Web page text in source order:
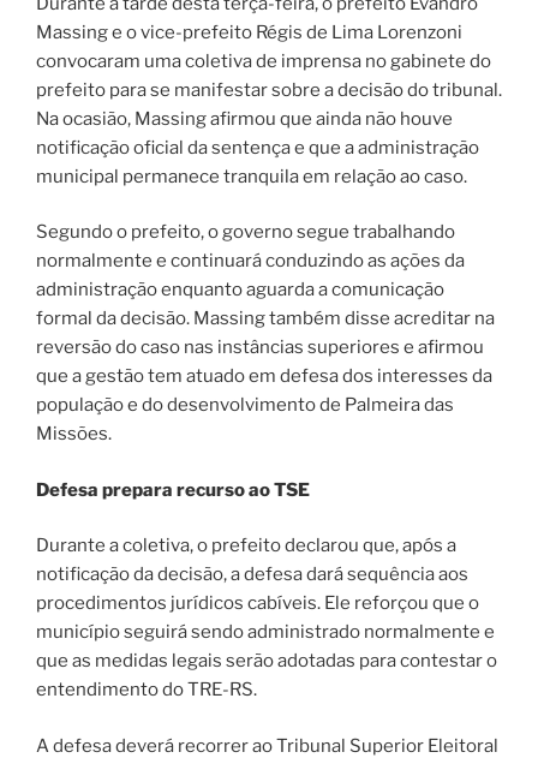
Massing e o vice-prefeito Régis de Lima Lorenzoni
convocaram uma coletiva de imprensa no gabinete do
prefeito para se manifestar sobre a decisão do tribunal.
Na ocasião, Massing afirmou que ainda não houve
notificação oficial da sentença e que a administração
municipal permanece tranquila em relação ao caso.
Segundo o prefeito, o governo segue trabalhando
normalmente e continuará conduzindo as ações da
administração enquanto aguarda a comunicação
formal da decisão. Massing também disse acreditar na
reversão do caso nas instâncias superiores e afirmou
que a gestão tem atuado em defesa dos interesses da
população e do desenvolvimento de Palmeira das
Missões.
Defesa prepara recurso ao TSE
Durante a coletiva, o prefeito declarou que, após a
notificação da decisão, a defesa dará sequência aos
procedimentos jurídicos cabíveis. Ele reforçou que o
município seguirá sendo administrado normalmente e
que as medidas legais serão adotadas para contestar o
entendimento do TRE-RS.
A defesa deverá recorrer ao Tribunal Superior Eleitoral